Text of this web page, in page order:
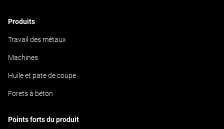
Produits
Travail des métaux
Machines
Huile et pate de coupe
Forets à béton
Points forts du produit